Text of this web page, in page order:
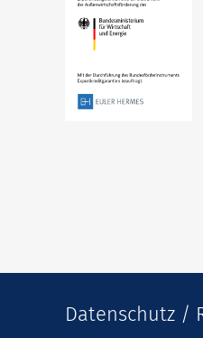
Datenschutz /